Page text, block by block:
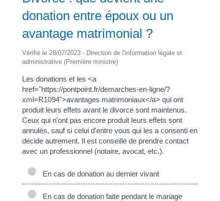
donation entre époux ou un
avantage matrimonial ?
Vérifié le 28/07/2023 - Direction de l'information légale et
administrative (Première ministre)
Les donations et les <a
href="https://pontpoint.fr/demarches-en-ligne/?
xml=R1094">avantages matrimoniaux</a> qui ont
produit leurs effets avant le divorce sont maintenus.
Ceux qui n'ont pas encore produit leurs effets sont
annulés, sauf si celui d'entre vous qui les a consenti en
décide autrement. Il est conseillé de prendre contact
avec un professionnel (notaire, avocat, etc.).
En cas de donation au dernier vivant
En cas de donation faite pendant le mariage